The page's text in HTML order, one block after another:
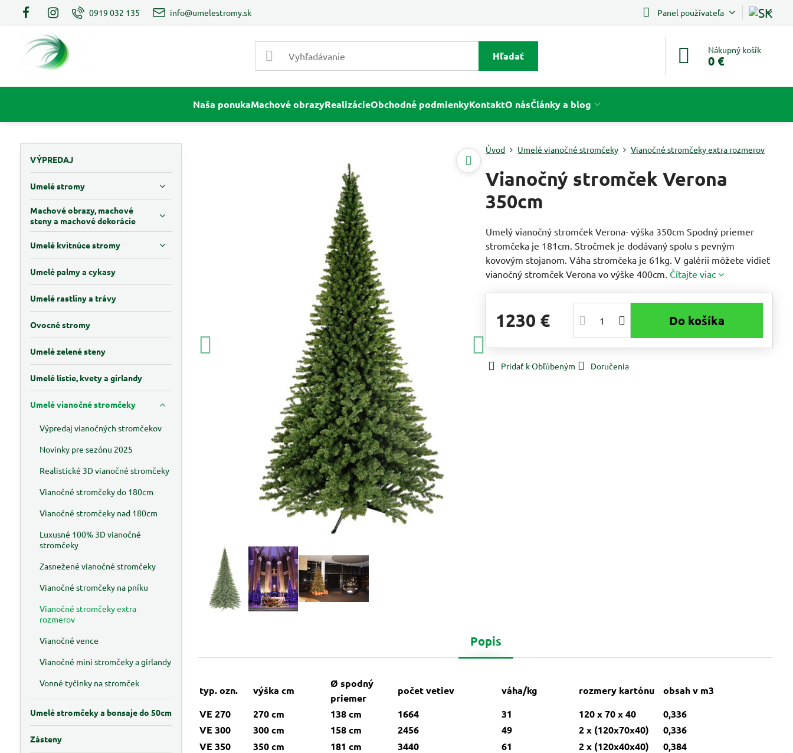
0919 032 135 info@umelestromy.sk Panel používateľa
Hľadať Nákupný košík
0 €
Naša ponukaMachové obrazyRealizácieObchodné podmienkyKontaktO násČlánky a blog
Úvod Umelé vianočné stromčeky Vianočné stromčeky extra rozmerov
Vianočný stromček Verona
350cm
Umelý vianočný stromček Verona- výška 350cm Spodný priemer
stromčeka je 181cm. Stročmek je dodávaný spolu s pevným
kovovým stojanom. Váha stromčeka je 61kg. V galérii môžete vidieť
vianočný stromček Verona vo výške 400cm. Čítajte viac
1230 € Do košíka
Pridať k Obľúbeným Doručenia
Popis
typ. ozn. výška cm
Ø spodný
priemer
počet vetiev váha/kg rozmery kartónu
obsah v m3
VE 270
270 cm 138 cm 1664 31 120 x 70 x 40
0,336
VE 300
300 cm 158 cm 2456 49 2 x (120x70x40)
0,336
VE 350
350 cm 181 cm 3440 61 2 x (120x40x40)
0,384
VÝPREDAJ
Umelé stromy
Machové obrazy, machové
steny a machové dekorácie
Umelé kvitnúce stromy
Umelé palmy a cykasy
Umelé rastliny a trávy
Ovocné stromy
Umelé zelené steny
Umelé lístie, kvety a girlandy
Umelé vianočné stromčeky
Výpredaj vianočných stromčekov
Novinky pre sezónu 2025
Realistické 3D vianočné stromčeky
Vianočné stromčeky do 180cm
Vianočné stromčeky nad 180cm
Luxusné 100% 3D vianočné
stromčeky
Zasnežené vianočné stromčeky
Vianočné stromčeky na pníku
Vianočné stromčeky extra
rozmerov
Vianočné vence
Vianočné mini stromčeky a girlandy
Vonné tyčinky na stromček
Umelé stromčeky a bonsaje do 50cm
Zásteny